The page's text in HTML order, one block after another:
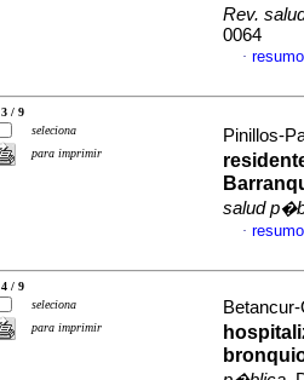
Rev.
0064
·
3 / 9
seleciona
para imprimir
Pinillos-
salud
·
4 / 9
seleciona
para imprimir